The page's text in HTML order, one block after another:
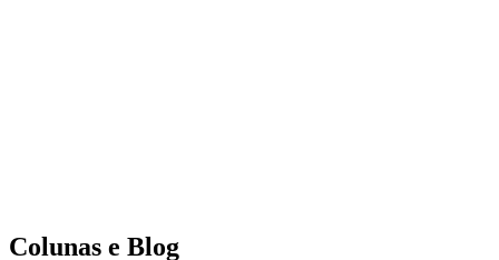
Colunas e Blog